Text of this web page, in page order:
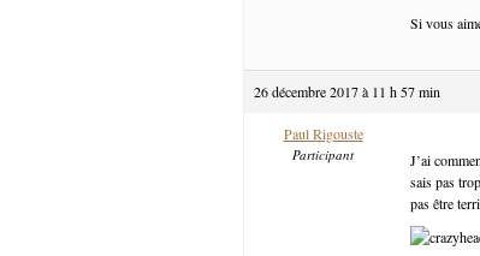
Si vous
26 décembre 2017 à 11 h 57 min
Paul Rigouste
Participant
J’ai
sais pas
pas être